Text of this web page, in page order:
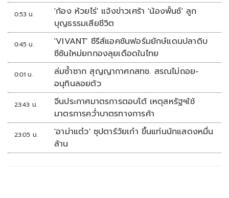
0:53 น.
'ก้อง ห้วยไร่' แจ้งข่าวเศร้า 'น้องพั้นช์' ลูก
บุญธรรมเสียชีวิต
0:45 น.
'VIVANT' ซีรีส์แอคชันฟอร์มยักษ์แดนปลาดิบ
ซีซันใหม่ยกกองลุยเดือดในไทย
0:01 น.
ล่มซ้ำซาก สุญญากาศกสทช. สรณไม่ถอย-
อนุทินลอยตัว
23:43 น.
จีนประกาศมาตรการตอบโต้ เหตุสหรัฐฯใช้
มาตรการคว่ำบาตรทางการค้า
23:05 น.
'อาม่าแต๋ว' ซุปตาร์วัยเก๋า ขึ้นแท่นนักแสดงหมื่น
ล้าน